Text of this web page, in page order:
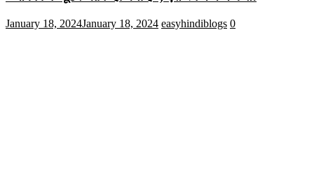
January 18, 2024January 18, 2024 easyhindiblogs 0